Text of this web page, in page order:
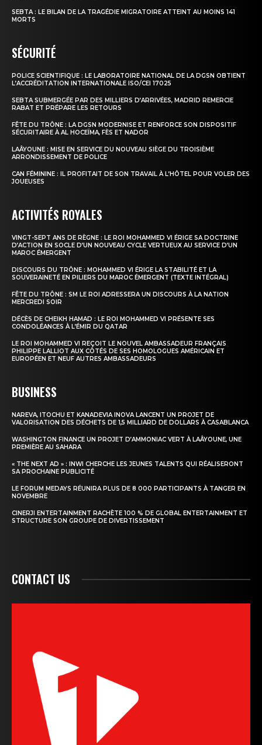
SEBTA : LE BILAN DE LA TRAGÉDIE MIGRATOIRE ATTEINT AU MOINS 141
MORTS
SÉCURITÉ
POLICE SCIENTIFIQUE : LE LABORATOIRE NATIONAL DE LA DGSN OBTIENT
L’ACCRÉDITATION INTERNATIONALE ISO/CEI 17025
SEBTA SUBMERGÉE PAR DES MILLIERS D’ARRIVÉES, MADRID REMERCIE
RABAT ET PRÉPARE LES RETOURS
FÊTE DU TRÔNE : LA DGSN MODERNISE ET RENFORCE SON DISPOSITIF
SÉCURITAIRE À AL HOCEÏMA, FÈS ET NADOR
LAÂYOUNE : MISE EN SERVICE DU NOUVEAU SIÈGE DU TROISIÈME
ARRONDISSEMENT DE POLICE
CAN FÉMININE : IL PROFITAIT DE SON TRAVAIL À L’HÔTEL POUR VOLER DES
JOUEUSES
ACTIVITÉS ROYALES
VINGT-SEPT ANS DE RÈGNE : LE ROI MOHAMMED VI ÉRIGE SA DOCTRINE
D’ACTION EN SOCLE D’UN NOUVEAU CYCLE VERTUEUX AU SERVICE D’UN
MAROC ÉMERGENT
DISCOURS DU TRÔNE : MOHAMMED VI ÉRIGE LA STABILITÉ ET LA
SOUVERAINETÉ EN PILIERS DU MAROC ÉMERGENT (TEXTE INTÉGRAL)
FÊTE DU TRÔNE : SM LE ROI ADRESSERA UN DISCOURS À LA NATION
MERCREDI SOIR
DÉCÈS DE CHEIKH HAMAD : LE ROI MOHAMMED VI PRÉSENTE SES
CONDOLÉANCES À L’ÉMIR DU QATAR
LE ROI MOHAMMED VI REÇOIT LE NOUVEL AMBASSADEUR FRANÇAIS
PHILIPPE LALLIOT AUX CÔTÉS DE SES HOMOLOGUES AMÉRICAIN ET
EUROPÉEN ET NEUF AUTRES AMBASSADEURS
BUSINESS
NAREVA, ITOCHU ET KANADEVIA INOVA LANCENT UN PROJET DE
VALORISATION DES DÉCHETS DE 1,5 MILLIARD DE DOLLARS À CASABLANCA
WASHINGTON FINANCE UN PROJET D’AMMONIAC VERT À LAÂYOUNE, UNE
PREMIÈRE AU SAHARA
« THE NEXT AD » : INWI CHERCHE LES JEUNES TALENTS QUI RÉALISERONT
SA PROCHAINE PUBLICITÉ
LE FORUM MEDAYS RÉUNIRA PLUS DE 8 000 PARTICIPANTS À TANGER EN
NOVEMBRE
CINERJI ENTERTAINMENT RACHÈTE 100 % DE GLOBAL ENTERTAINMENT ET
STRUCTURE SON GROUPE DE DIVERTISSEMENT
CONTACT US